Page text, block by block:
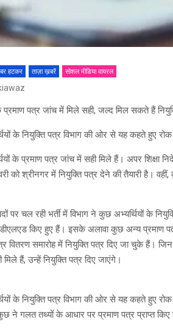
हटकर ताज़ा ख़बरें सोशल मीडिया वायरल
प्रमाण पत्र जांच में मिले सही, जल्द मिल सकते हैं
के नियुक्ति पत्र विभाग की ओर से यह कहते हुए
के प्रमाण पत्र जांच में सही मिले हैं। अपर शिक्षा
को श्रीनगर में नियुक्ति पत्र देने की तैयारी है।
पर चल रही भर्ती में विभाग ने कुछ अभ्यर्थियों के
किए हुए हैं। इसके अलावा कुछ अन्य प्रमाण
वितरण समारोह में नियुक्ति पत्र दिए जा चुके हैं।
हैं, उन्हें नियुक्ति पत्र दिए जाएंगे।
के नियुक्ति पत्र विभाग की ओर से यह कहते हुए
ने गलत तथ्यों के आधार पर प्रमाण पत्र प्राप्त किए